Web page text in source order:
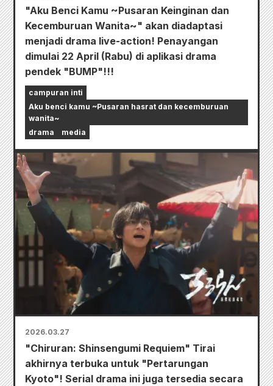
"Aku Benci Kamu ~Pusaran Keinginan dan
Kecemburuan Wanita~" akan diadaptasi
menjadi drama live-action! Penayangan
dimulai 22 April (Rabu) di aplikasi drama
pendek "BUMP"!!!
campuran inti
Aku benci kamu ~Pusaran hasrat dan kecemburuan
wanita~
drama
media
2026.03.27
"Chiruran: Shinsengumi Requiem" Tirai
akhirnya terbuka untuk "Pertarungan
Kyoto"! Serial drama ini juga tersedia secara